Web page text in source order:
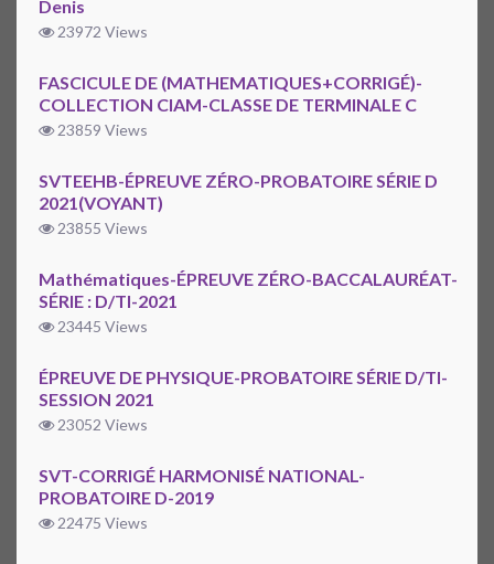
Denis
23972 Views
FASCICULE DE (MATHEMATIQUES+CORRIGÉ)-
COLLECTION CIAM-CLASSE DE TERMINALE C
23859 Views
SVTEEHB-ÉPREUVE ZÉRO-PROBATOIRE SÉRIE D
2021(VOYANT)
23855 Views
Mathématiques-ÉPREUVE ZÉRO-BACCALAURÉAT-
SÉRIE : D/TI-2021
23445 Views
ÉPREUVE DE PHYSIQUE-PROBATOIRE SÉRIE D/TI-
SESSION 2021
23052 Views
SVT-CORRIGÉ HARMONISÉ NATIONAL-
PROBATOIRE D-2019
22475 Views